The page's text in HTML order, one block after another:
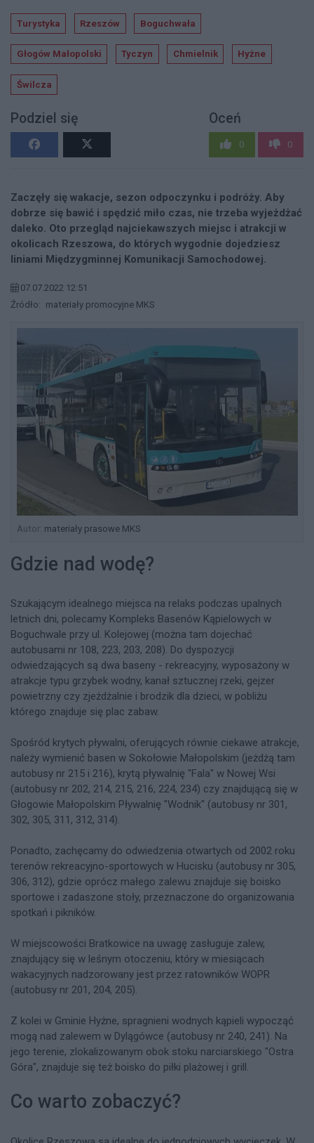
Turystyka Rzeszów Boguchwała
Głogów Małopolski Tyczyn Chmielnik Hyżne
Świlcza
Podziel się Oceń
0 0
Zaczęły się wakacje, sezon odpoczynku i podróży. Aby
dobrze się bawić i spędzić miło czas, nie trzeba wyjeżdżać
daleko. Oto przegląd najciekawszych miejsc i atrakcji w
okolicach Rzeszowa, do których wygodnie dojedziesz
liniami Międzygminnej Komunikacji Samochodowej.
07.07.2022 12:51
Źródło: materiały promocyjne MKS
Autor: materiały prasowe MKS
Gdzie nad wodę?
Szukającym idealnego miejsca na relaks podczas upalnych
letnich dni, polecamy Kompleks Basenów Kąpielowych w
Boguchwale przy ul. Kolejowej (można tam dojechać
autobusami nr 108, 223, 203, 208). Do dyspozycji
odwiedzających są dwa baseny - rekreacyjny, wyposażony w
atrakcje typu grzybek wodny, kanał sztucznej rzeki, gejzer
powietrzny czy zjeżdżalnie i brodzik dla dzieci, w pobliżu
którego znajduje się plac zabaw.
Spośród krytych pływalni, oferujących równie ciekawe atrakcje,
należy wymienić basen w Sokołowie Małopolskim (jeżdżą tam
autobusy nr 215 i 216), krytą pływalnię "Fala" w Nowej Wsi
(autobusy nr 202, 214, 215, 216, 224, 234) czy znajdującą się w
Głogowie Małopolskim Pływalnię "Wodnik" (autobusy nr 301,
302, 305, 311, 312, 314).
Ponadto, zachęcamy do odwiedzenia otwartych od 2002 roku
terenów rekreacyjno-sportowych w Hucisku (autobusy nr 305,
306, 312), gdzie oprócz małego zalewu znajduje się boisko
sportowe i zadaszone stoły, przeznaczone do organizowania
spotkań i pikników.
W miejscowości Bratkowice na uwagę zasługuje zalew,
znajdujący się w leśnym otoczeniu, który w miesiącach
wakacyjnych nadzorowany jest przez ratowników WOPR
(autobusy nr 201, 204, 205).
Z kolei w Gminie Hyżne, spragnieni wodnych kąpieli wypocząć
mogą nad zalewem w Dylągówce (autobusy nr 240, 241). Na
jego terenie, zlokalizowanym obok stoku narciarskiego "Ostra
Góra", znajduje się też boisko do piłki plażowej i grill.
Co warto zobaczyć?